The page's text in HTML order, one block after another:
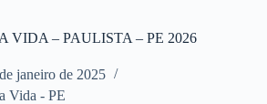
VIDA – PAULISTA – PE 2026
janeiro de 2025
Vida - PE